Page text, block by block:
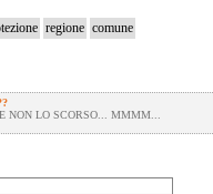
regione comune
NON LO SCORSO... MMMM...